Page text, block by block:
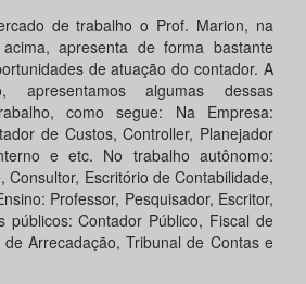
de trabalho o Prof. Marion, na
apresenta de forma bastante
de atuação do contador. A
apresentamos algumas dessas
como segue: Na Empresa:
de Custos, Controller, Planejador
e etc. No trabalho autônomo:
Consultor, Escritório de Contabilidade,
Professor, Pesquisador, Escritor,
públicos: Contador Público, Fiscal de
Arrecadação, Tribunal de Contas e